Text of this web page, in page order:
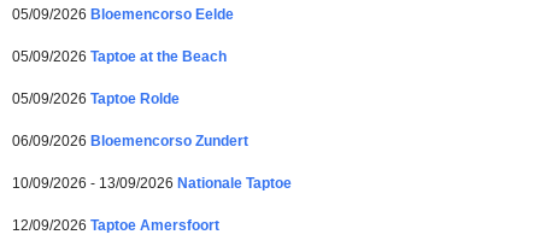
05/09/2026 Bloemencorso Eelde
05/09/2026 Taptoe at the Beach
05/09/2026 Taptoe Rolde
06/09/2026 Bloemencorso Zundert
10/09/2026 - 13/09/2026 Nationale Taptoe
12/09/2026 Taptoe Amersfoort